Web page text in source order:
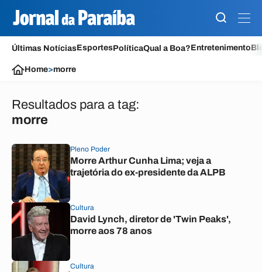
Últimas NotíciasEsportesPolíticaQual a Boa?Entretenimento
Home>morre
Resultados para a tag:
morre
Pleno Poder
Morre Arthur Cunha Lima; veja a
trajetória do ex-presidente da ALPB
Cultura
David Lynch, diretor de 'Twin Peaks',
morre aos 78 anos
Cultura